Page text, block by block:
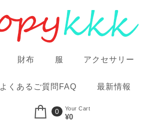
財布 服 アクセサリー
よくあるご質問FAQ 最新情報
0 Your Cart
¥0